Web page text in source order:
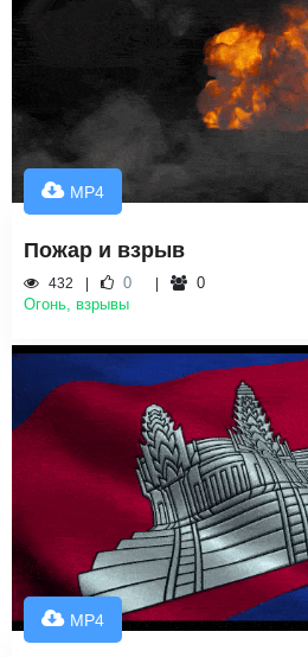
MP4
Пожар и взрыв
432 0
0
Огонь, взрывы
MP4